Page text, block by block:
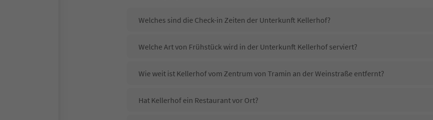
Welches sind die Check-in Zeiten der Unterkunft Kellerhof?
Welche Art von Frühstück wird in der Unterkunft Kellerhof serviert?
Wie weit ist Kellerhof vom Zentrum von Tramin an der Weinstraße entfernt?
Hat Kellerhof ein Restaurant vor Ort?